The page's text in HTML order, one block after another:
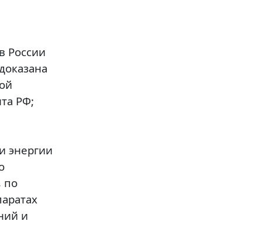
России
РФ;
энергии
по
и